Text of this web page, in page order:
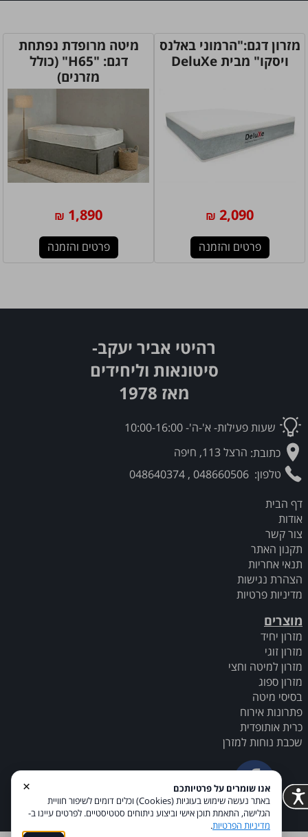
מזרון דגם:"הרמוני באלנס
ויסקו" מבית DeluXe
2,090
₪
פרטים והזמנה
מיטה מרופדת נפתחת
דגם: "H65" (כולל
מזרנים)
1,890
₪
פרטים והזמנה
רהיטי אביר יעקב-
סיטונאות וליחידים
מאז 1978
שעות פעילות- א'-ה'- 10:00-16:00
כתובת: הרצל 113, חיפה
טלפון: 048660506
,
048640374
דף הבית
אודות
צור קשר
תקנון האתר
תנאי אחריות
הצהרת נגישות
מדיניות פרטיות
מוצרים
מזרון יחיד
מזרון זוגי
מזרון למיטה וחצי
מזרון ספוג
בסיסי מיטה
פתרונות אירוח
כרית אותופדית
שכבת נוחות למזרן
×
אנו שומרים על פרטיותכם
באתר נעשה שימוש בעוגיות (Cookies) וכלים דומים לשיפור חוויית
הגלישה, התאמת תוכן אישי וביצוע ניתוחים סטטיסטיים. לפרטים עיינו ב-
מדיניות הפרטיות.